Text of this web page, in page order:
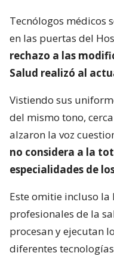
Tecnólogos médicos
en las puertas del
rechazo a las
Salud realizó al
Vistiendo sus
del mismo tono,
alzaron la voz
no considera a la
especialidades de
Este omitie incluso
profesionales de la
procesan y ejecutan
diferentes